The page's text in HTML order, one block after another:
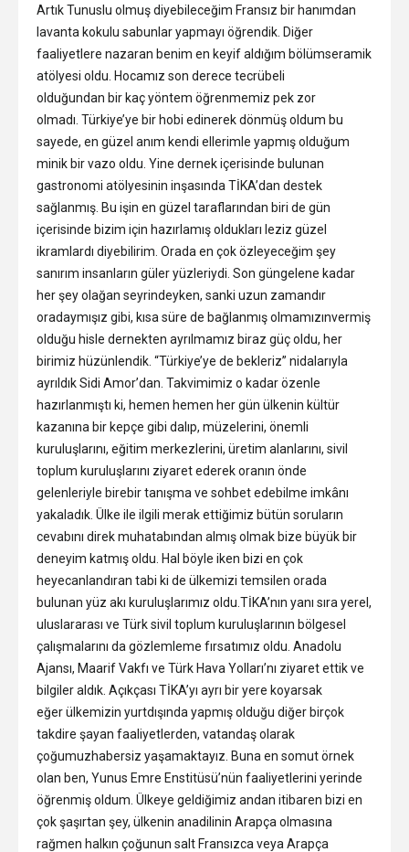
Artık Tunuslu olmuş diyebileceğim Fransız bir hanımdan
lavanta kokulu sabunlar yapmayı öğrendik. Diğer
faaliyetlere nazaran benim en keyif aldığım bölümseramik
atölyesi oldu. Hocamız son derece tecrübeli
olduğundan bir kaç yöntem öğrenmemiz pek zor
olmadı. Türkiye’ye bir hobi edinerek dönmüş oldum bu
sayede, en güzel anım kendi ellerimle yapmış olduğum
minik bir vazo oldu. Yine dernek içerisinde bulunan
gastronomi atölyesinin inşasında TİKA’dan destek
sağlanmış. Bu işin en güzel taraflarından biri de gün
içerisinde bizim için hazırlamış oldukları leziz güzel
ikramlardı diyebilirim. Orada en çok özleyeceğim şey
sanırım insanların güler yüzleriydi. Son güngelene kadar
her şey olağan seyrindeyken, sanki uzun zamandır
oradaymışız gibi, kısa süre de bağlanmış olmamızınvermiş
olduğu hisle dernekten ayrılmamız biraz güç oldu, her
birimiz hüzünlendik. “Türkiye’ye de bekleriz” nidalarıyla
ayrıldık Sidi Amor’dan. Takvimimiz o kadar özenle
hazırlanmıştı ki, hemen hemen her gün ülkenin kültür
kazanına bir kepçe gibi dalıp, müzelerini, önemli
kuruluşlarını, eğitim merkezlerini, üretim alanlarını, sivil
toplum kuruluşlarını ziyaret ederek oranın önde
gelenleriyle birebir tanışma ve sohbet edebilme imkânı
yakaladık. Ülke ile ilgili merak ettiğimiz bütün soruların
cevabını direk muhatabından almış olmak bize büyük bir
deneyim katmış oldu. Hal böyle iken bizi en çok
heyecanlandıran tabi ki de ülkemizi temsilen orada
bulunan yüz akı kuruluşlarımız oldu.TİKA’nın yanı sıra yerel,
uluslararası ve Türk sivil toplum kuruluşlarının bölgesel
çalışmalarını da gözlemleme fırsatımız oldu. Anadolu
Ajansı, Maarif Vakfı ve Türk Hava Yolları’nı ziyaret ettik ve
bilgiler aldık. Açıkçası TİKA’yı ayrı bir yere koyarsak
eğer ülkemizin yurtdışında yapmış olduğu diğer birçok
takdire şayan faaliyetlerden, vatandaş olarak
çoğumuzhabersiz yaşamaktayız. Buna en somut örnek
olan ben, Yunus Emre Enstitüsü’nün faaliyetlerini yerinde
öğrenmiş oldum. Ülkeye geldiğimiz andan itibaren bizi en
çok şaşırtan şey, ülkenin anadilinin Arapça olmasına
rağmen halkın çoğunun salt Fransızca veya Arapça